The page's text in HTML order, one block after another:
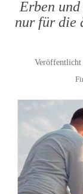
Erben
nur für die
Veröffentlicht